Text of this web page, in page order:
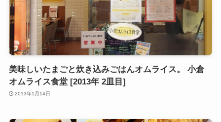
美味しいたまごと炊き込みごはんオムライス。 小倉
オムライス食堂 [2013年 2皿目]
2013年1月14日